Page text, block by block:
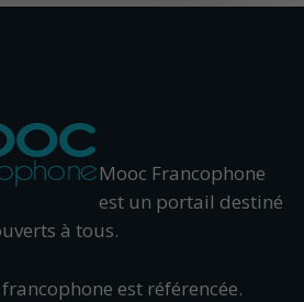
Mooc Francophone
est un portail destiné
à tous.
francophone est référencée.